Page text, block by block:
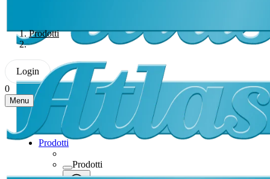
Prodotti
Login
0
Menu
Prodotti
Prodotti